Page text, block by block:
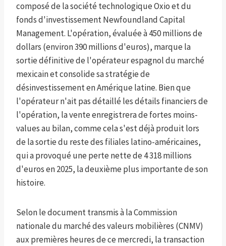
composé de la société technologique Oxio et du
fonds d'investissement Newfoundland Capital
Management. L'opération, évaluée à 450 millions de
dollars (environ 390 millions d'euros), marque la
sortie définitive de l'opérateur espagnol du marché
mexicain et consolide sa stratégie de
désinvestissement en Amérique latine. Bien que
l'opérateur n'ait pas détaillé les détails financiers de
l'opération, la vente enregistrera de fortes moins-
values ​​au bilan, comme cela s'est déjà produit lors
de la sortie du reste des filiales latino-américaines,
qui a provoqué une perte nette de 4 318 millions
d'euros en 2025, la deuxième plus importante de son
histoire.
Selon le document transmis à la Commission
nationale du marché des valeurs mobilières (CNMV)
aux premières heures de ce mercredi, la transaction